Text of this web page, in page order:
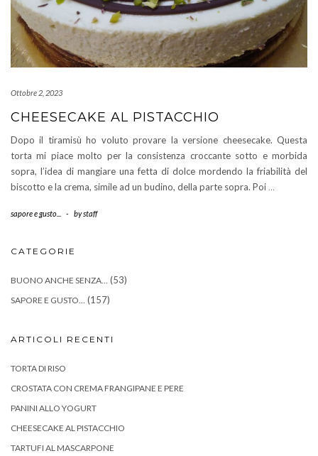
Ottobre 2, 2023
CHEESECAKE AL PISTACCHIO
Dopo il tiramisù ho voluto provare la versione cheesecake. Questa
torta mi piace molto per la consistenza croccante sotto e morbida
sopra, l’idea di mangiare una fetta di dolce mordendo la friabilità del
biscotto e la crema, simile ad un budino, della parte sopra. Poi …
sapore e gusto... - bystaff
CATEGORIE
BUONO ANCHE SENZA… (53)
SAPORE E GUSTO… (157)
ARTICOLI RECENTI
TORTA DI RISO
CROSTATA CON CREMA FRANGIPANE E PERE
PANINI ALLO YOGURT
CHEESECAKE AL PISTACCHIO
TARTUFI AL MASCARPONE